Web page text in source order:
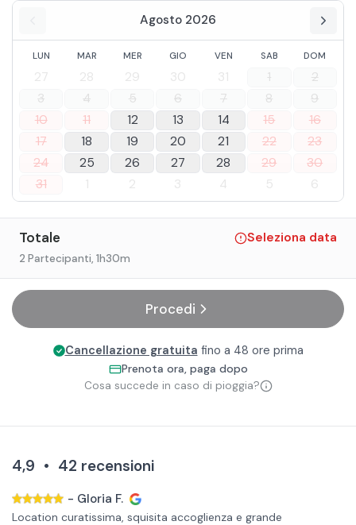
Agosto 2026
LUN MAR MER GIO VEN SAB DOM
27 28 29 30 31 1
2
3
4 5 6 7 8
9
10
11 12 13 14 15
16
17
18 19 20 21 22
23
24
25 26 27 28 29
30
31
1 2 3 4 5 6
Totale Seleziona data
2 Partecipanti, 1h30m
Procedi
Cancellazione gratuita fino a 48 ore prima
Prenota ora, paga dopo
Cosa succede in caso di pioggia?
4,9 • 42 recensioni
- Gloria F.
Location curatissima, squisita accoglienza e grande